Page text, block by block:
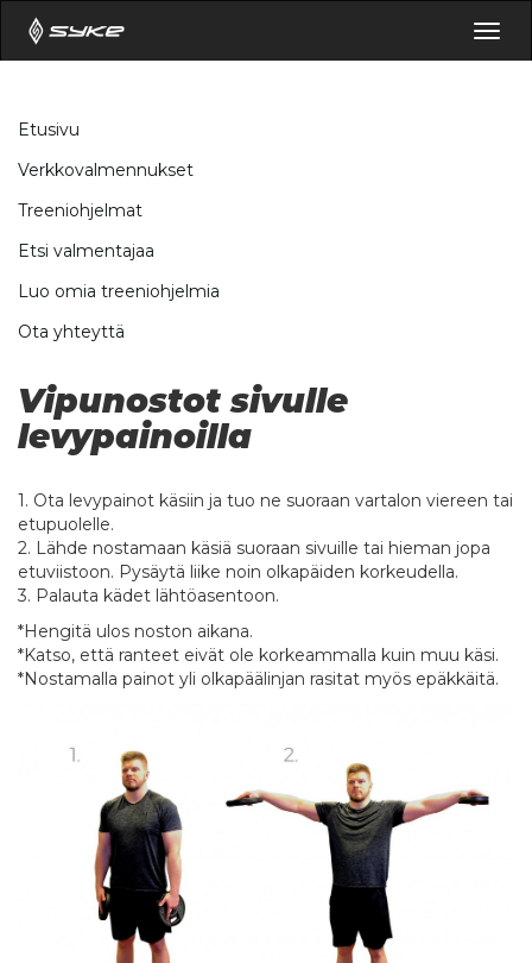
Etusivu
Verkkovalmennukset
Treeniohjelmat
Etsi valmentajaa
Luo omia treeniohjelmia
Ota yhteyttä
Vipunostot sivulle
levypainoilla
1. Ota levypainot käsiin ja tuo ne suoraan vartalon viereen tai
etupuolelle.
2. Lähde nostamaan käsiä suoraan sivuille tai hieman jopa
etuviistoon. Pysäytä liike noin olkapäiden korkeudella.
3. Palauta kädet lähtöasentoon.
*Hengitä ulos noston aikana.
*Katso, että ranteet eivät ole korkeammalla kuin muu käsi.
*Nostamalla painot yli olkapäälinjan rasitat myös epäkkäitä.